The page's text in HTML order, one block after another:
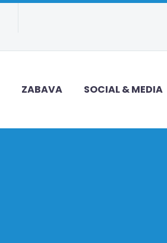
ZABAVA SOCIAL & MEDIA